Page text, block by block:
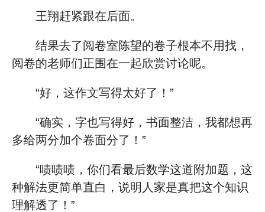
王翔赶紧跟在后面。
结果去了阅卷室陈望的卷子根本不用找，
阅卷的老师们正围在一起欣赏讨论呢。
“好，这作文写得太好了！”
“确实，字也写得好，书面整洁，我都想再
多给两分加个卷面分了！”
“啧啧啧，你们看最后数学这道附加题，这
种解法更简单直白，说明人家是真把这个知识
理解透了！”